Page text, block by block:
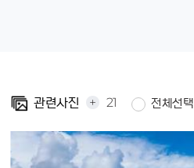
관련사진 + 21 전체선택